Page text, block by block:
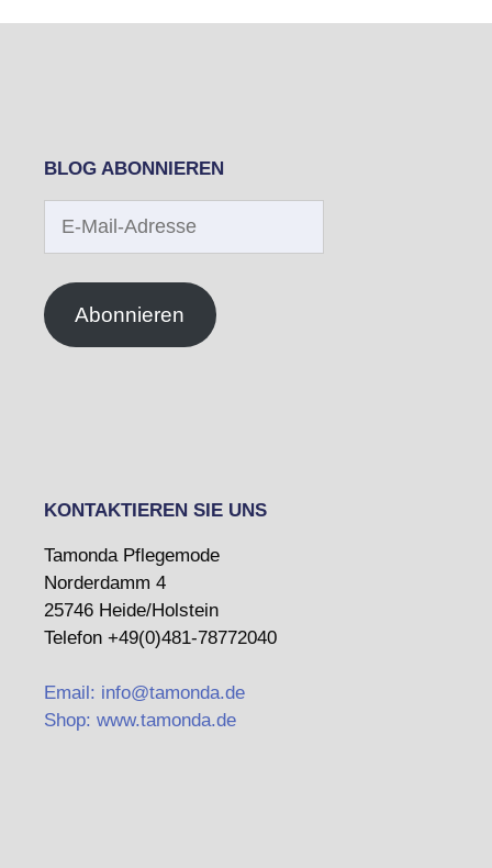
BLOG ABONNIEREN
Abonnieren
KONTAKTIEREN SIE UNS
Tamonda Pflegemode
Norderdamm 4
25746 Heide/Holstein
Telefon +49(0)481-78772040
Email: info@tamonda.de
Shop: www.tamonda.de